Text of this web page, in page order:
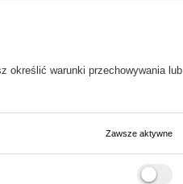
określić warunki przechowywania lub
Zawsze aktywne